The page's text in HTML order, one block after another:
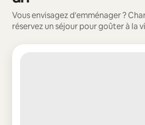
Vous envisagez d'emménager ?
réservez un séjour pour goûter à la